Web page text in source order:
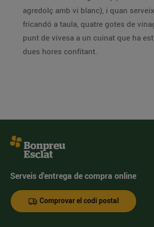
agredolç amb vi blanc), i quan
fricandó a taula, quatre gotes de
punt de vivesa a un cuinat que ha
dues hores confitant.
Serveis d'entrega de compra online
Comprovar el codi postal